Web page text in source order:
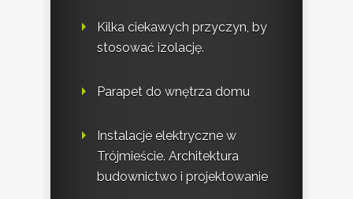
Kilka ciekawych przyczyn, by
stosować izolację.
Parapet do wnętrza domu
Instalacje elektryczne w
Trójmieście. Architektura
budownictwo i projektowanie